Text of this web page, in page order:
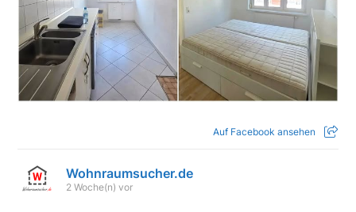
Auf Facebook ansehen
Wohnraumsucher.de
2 Woche(n) vor